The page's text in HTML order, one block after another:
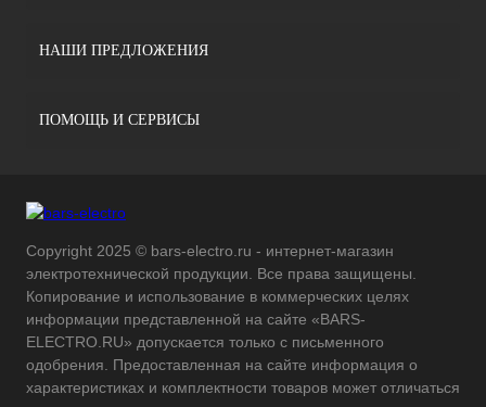
НАШИ ПРЕДЛОЖЕНИЯ
ПОМОЩЬ И СЕРВИСЫ
Copyright 2025 © bars-electro.ru - интернет-магазин
электротехнической продукции. Все права защищены.
Копирование и использование в коммерческих целях
информации представленной на сайте «BARS-
ELECTRO.RU» допускается только с письменного
одобрения. Предоставленная на сайте информация о
характеристиках и комплектности товаров может отличаться